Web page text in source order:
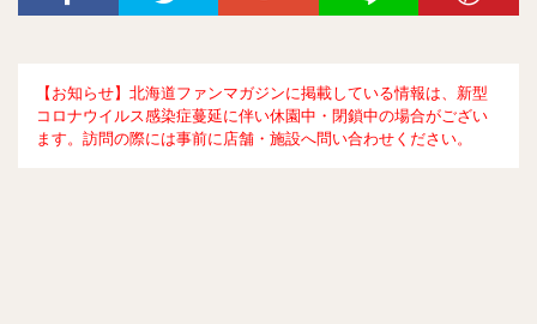
【お知らせ】北海道ファンマガジンに掲載している情報は、新型
コロナウイルス感染症蔓延に伴い休園中・閉鎖中の場合がござい
ます。訪問の際には事前に店舗・施設へ問い合わせください。